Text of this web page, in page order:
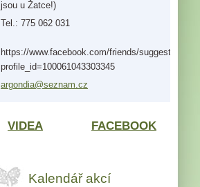
jsou u Žatce!)
Tel.: 775 062 031
https://www.facebook.com/friends/suggestions/?
profile_id=100061043303345
argondia@seznam.cz
VIDEA FACEBOOK
Kalendář akcí